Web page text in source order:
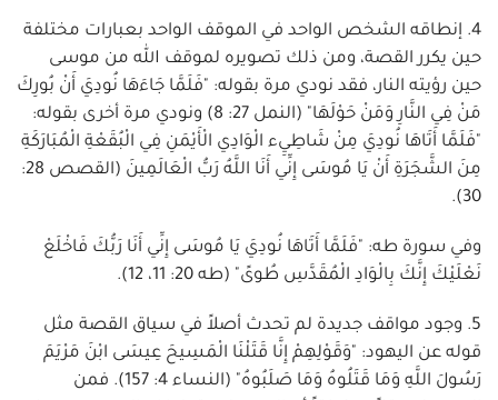
4. إنطاقه الشخص الواحد في الموقف الواحد بعبارات مختلفة
حين يكرر القصة، ومن ذلك تصويره لموقف الله من موسى
حين رؤيته النار، فقد نودي مرة بقوله: "فَلَمَّا جَاءَهَا نُودِيَ أَنْ بُورِكَ
مَنْ فِي النَّارِ وَمَنْ حَوْلَهَا" (النمل 27: 8) ونودي مرة أخرى بقوله:
"فَلَمَّا أَتَاهَا نُودِيَ مِنْ شَاطِيِء الْوَادِي الْأَيْمَنِ فِي الْبُقَعْةِ الْمُبَارَكَةِ
مِنَ الشَّجَرَةِ أَنْ يَا مُوسَى إِنِّي أَنَا اللَّهُ رَبُّ الْعَالَمِينَ (القصص 28:
30).
وفي سورة طه: "فَلَمَّا أَتَاهَا نُودِيَ يَا مُوسَى إِنِّي أَنَا رَبُّكَ فَاخْلَعْ
نَعْلَيْكَ إِنَّكَ بِالْوَادِ الْمُقَدَّسِ طُوىً" (طه 20: 11، 12).
5. وجود مواقف جديدة لم تحدث أصلاً في سياق القصة مثل
قوله عن اليهود: "وَقَوْلِهِمْ إِنَّا قَتَلْنَا الْمَسِيحَ عِيسَى ابْنَ مَرْيَمَ
رَسُولَ اللَّهِ وَمَا قَتَلُوهُ وَمَا صَلَبُوهُ" (النساء 4: 157). فمن